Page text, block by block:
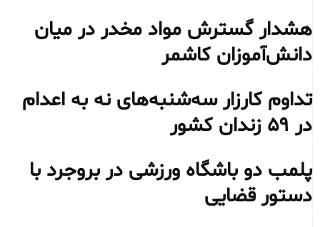
هشدار گسترش مواد مخدر در میان
دانش‌آموزان کاشمر
تداوم کارزار سه‌شنبه‌های نه به اعدام
در ۵۹ زندان کشور
پلمب دو باشگاه ورزشی در بروجرد با
دستور قضایی